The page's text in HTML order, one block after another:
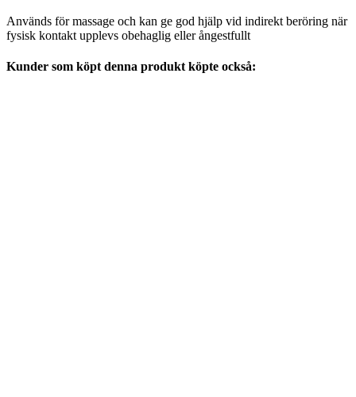
Används för massage och kan ge god hjälp vid indirekt beröring när
fysisk kontakt upplevs obehaglig eller ångestfullt
Kunder som köpt denna produkt köpte också: